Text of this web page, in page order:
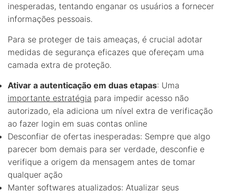
inesperadas, tentando enganar os usuários a fornecer
informações pessoais.
Para se proteger de tais ameaças, é crucial adotar
medidas de segurança eficazes que ofereçam uma
camada extra de proteção.
Ativar a autenticação em duas etapas: Uma
importante estratégia para impedir acesso não
autorizado, ela adiciona um nível extra de verificação
ao fazer login em suas contas online
Desconfiar de ofertas inesperadas: Sempre que algo
parecer bom demais para ser verdade, desconfie e
verifique a origem da mensagem antes de tomar
qualquer ação
Manter softwares atualizados: Atualizar seus